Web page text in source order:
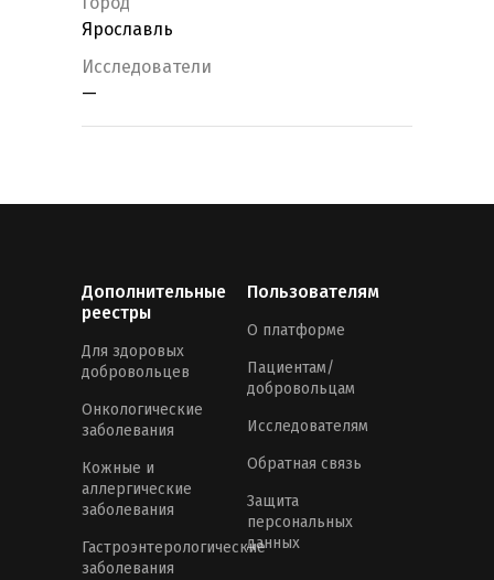
Ярославль
Исследователи
—
Дополнительные
реестры
Для здоровых
добровольцев
Онкологические
заболевания
Кожные и
аллергические
заболевания
Гастроэнтерологические
заболевания
Пользователям
О платформе
Пациентам/
добровольцам
Исследователям
Обратная связь
Защита
персональных
данных